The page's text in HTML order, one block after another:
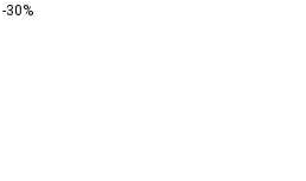
-30%